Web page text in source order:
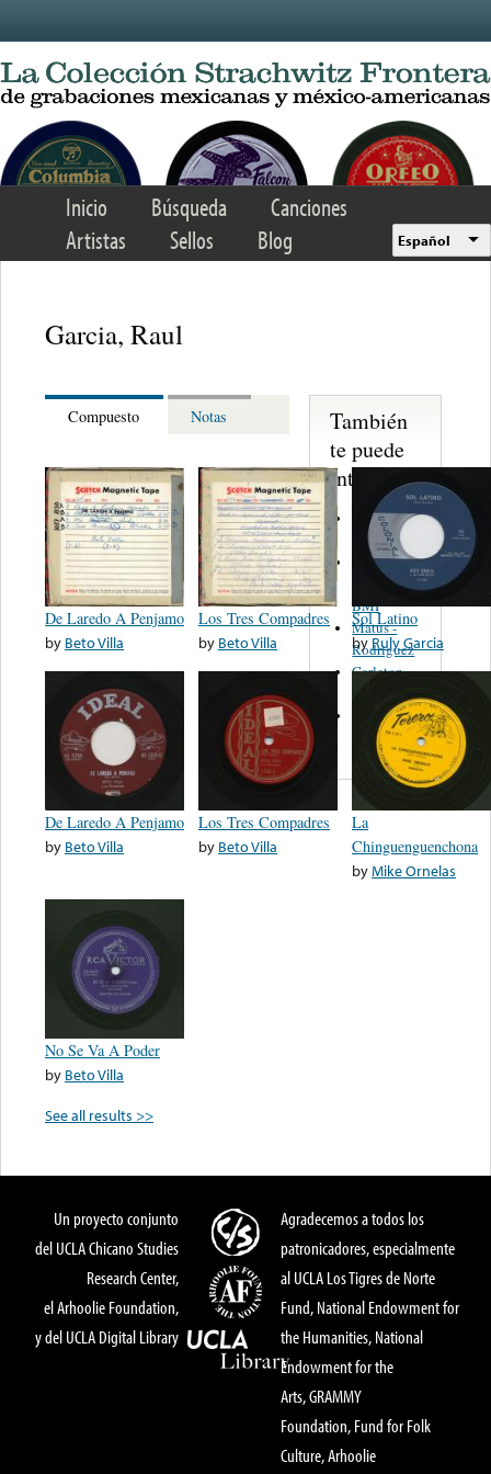
Inicio Búsqueda
Canciones
Artistas
Sellos Blog Español
Garcia, Raul
Compuesto Notas
De Laredo A Penjamo
by Beto Villa
Los Tres Compadres
by Beto Villa
Sol Latino
byRuly Garcia
De Laredo A Penjamo
by Beto Villa
Los Tres Compadres
by Beto Villa
La
Chinguenguenchona
byMike Ornelas
No Se Va A Poder
by Beto Villa
See all results >>
También
te puede
interesar...
Martinez,
Felipe
Performance
Music Co.
BMI
Matus -
Rodriguez
Carleton -
Abreu -
Oliverira
Un proyecto conjunto
del UCLA Chicano Studies
Research Center,
el Arhoolie Foundation,
y del UCLA Digital Library
Agradecemos a todos los
patronicadores, especialmente
al UCLA Los Tigres de Norte
Fund, National Endowment for
the Humanities, National
Endowment for the
Arts, GRAMMY
Foundation, Fund for Folk
Culture, Arhoolie